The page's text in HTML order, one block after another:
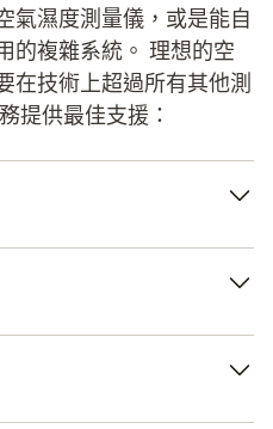
氣濕度測量儀，或是能自
的複雜系統。 理想的空
在技術上超過所有其他測
提供最佳支援：
參數。 此時的室內空氣相
攜的溫濕度計或具有專門濕